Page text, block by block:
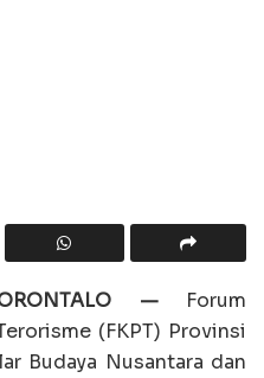
—Forum
(FKPT) Provinsi
Budaya Nusantara dan